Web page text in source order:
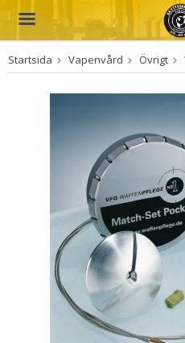
Produkten har blivit
Startsida Vapenvård Övrigt